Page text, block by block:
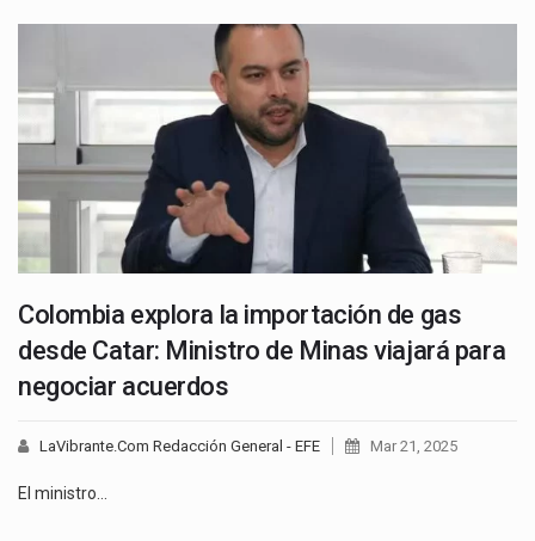
Colombia explora la importación de gas
desde Catar: Ministro de Minas viajará para
negociar acuerdos
LaVibrante.Com Redacción General - EFE Mar 21, 2025
El ministro…